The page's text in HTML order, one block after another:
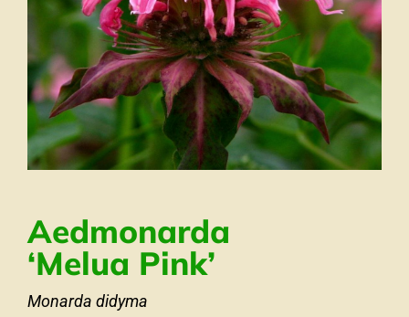
Aedmonarda
‘Melua Pink’
Monarda didyma